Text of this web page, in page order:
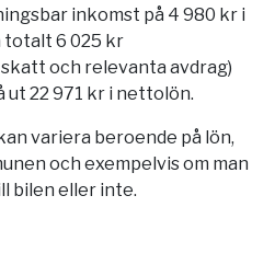
inkomst på 4 980 kr i
totalt 6 025 kr
och relevanta avdrag)
22 971 kr i nettolön.
variera beroende på lön,
och exempelvis om man
bilen eller inte.